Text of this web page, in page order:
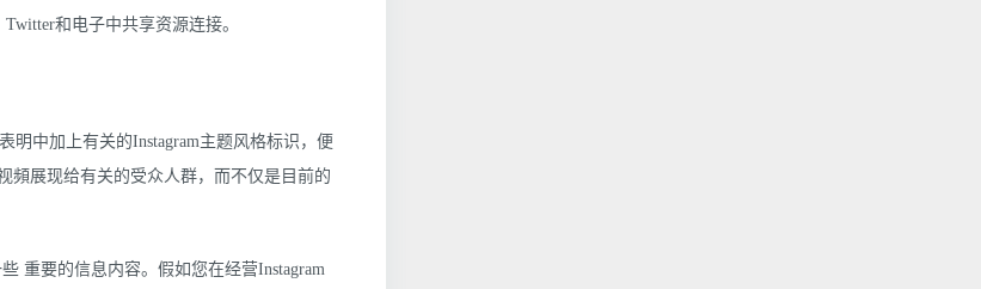
和电子中共享资源连接。
明中加上有关的Instagram主题风格标识，便
頻展现给有关的受众人群，而不仅是目前的
重要的信息内容。假如您在经营Instagram